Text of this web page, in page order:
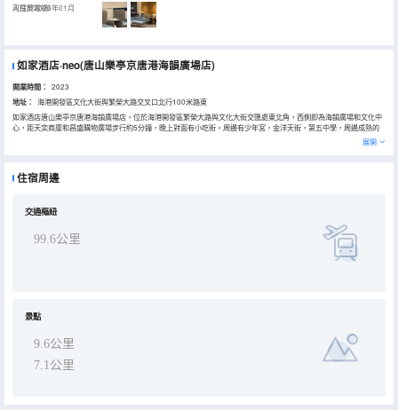
可投屏電視）
入住於2026年01月
如家酒店·neo(唐山樂亭京唐港海韻廣場店)
開業時間： 2023
地址：
海港開發區文化大街與繁榮大路交叉口北行100米路東
如家酒店唐山樂亭京唐港海韻廣場店，位於海港開發區繁榮大路與文化大街交匯處東北角，西側即為海韻廣場和文化中
心，距天奕商廈和昌盛購物廣場步行約5分鐘，晚上對面有小吃街。周邊有少年宮，金洋天街，第五中學，周邊成熟的
配套商圈，生活休閒娛樂一應俱全。酒店簡潔明快的裝修風格，配有温馨的早餐廳，智能機器人送物服務，現磨咖啡
吧，商務辦公區，自助洗衣房，全酒店wifi覆蓋。酒店相距海港汽車站步行13分鐘，距萬達影院步行2分鐘，門前有充電
免費停車場。酒店配有高級大床房、高級雙床標準間、零壓房以及家庭房，滿足不同客戶需求的同時，在這裏，能夠休
展開
住宿周邊
交通樞紐
99.6公里
景點
9.6公里
7.1公里